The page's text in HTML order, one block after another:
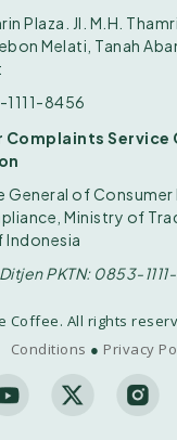
Plaza. Jl. M.H.
Melati, Tanah
8456
Complaints Service
General of
Ministry of
Indonesia
PKTN: 0853-
Coffee. All rights
Conditions ● Privacy